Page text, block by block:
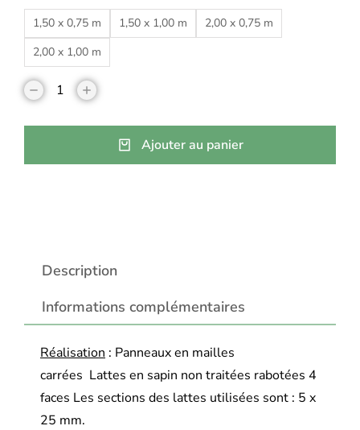
1,50 x 0,75 m 1,50 x 1,00 m
2,00 x 0,75 m
2,00 x 1,00 m
Ajouter au panier
Description
Informations complémentaires
Réalisation : Panneaux en mailles
carrées Lattes en sapin non traitées rabotées 4
faces Les sections des lattes utilisées sont : 5 x
25 mm.